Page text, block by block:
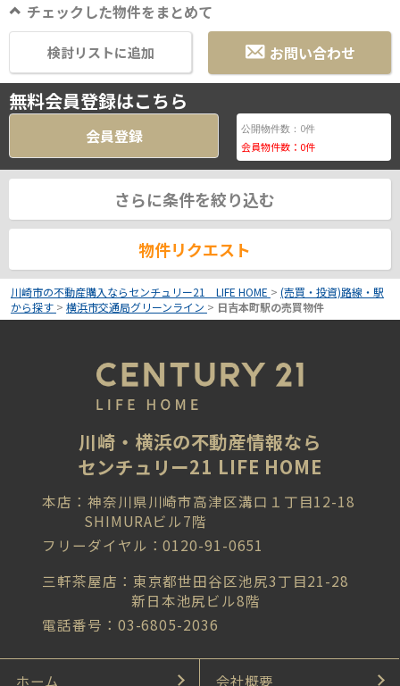
チェックした物件をまとめて
お問い合わせ
検討リストに追加
無料会員登録はこちら
会員登録 公開物件数： 0件
会員物件数： 0件
さらに条件を絞り込む
物件リクエスト
川崎市の不動産購入ならセンチュリー21 LIFE HOME > (売買・投資)路線・駅
から探す > 横浜市交通局グリーンライン > 日吉本町駅の売買物件
川崎・横浜の不動産情報なら
センチュリー21 LIFE HOME
本店：神奈川県川崎市高津区溝口１丁目12-18
SHIMURAビル7階
フリーダイヤル：0120-91-0651
三軒茶屋店：東京都世田谷区池尻3丁目21-28
新日本池尻ビル8階
電話番号：03-6805-2036
ホーム 会社概要